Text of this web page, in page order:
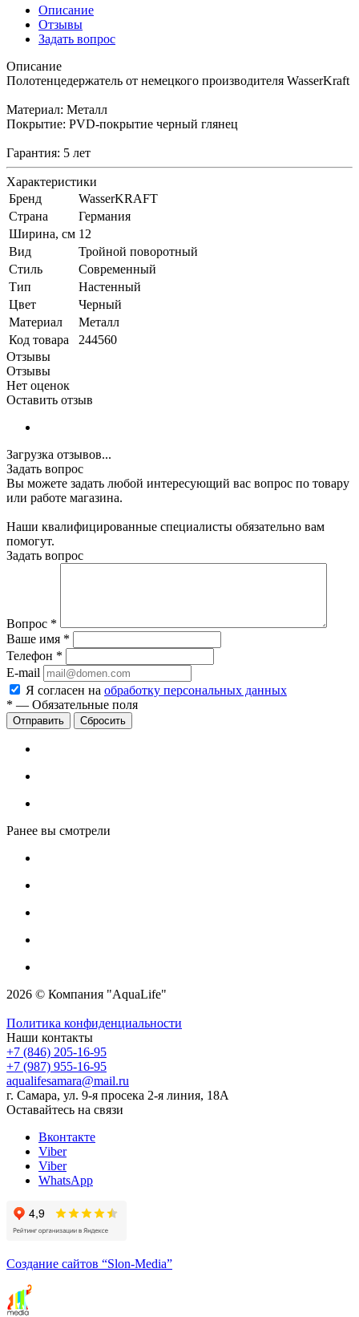
Описание
Отзывы
Задать вопрос
Описание
Полотенцедержатель от немецкого производителя WasserKraft
Материал: Металл
Покрытие: PVD-покрытие черный глянец
Гарантия: 5 лет
Характеристики
Бренд
WasserKRAFT
Страна
Германия
Ширина, см 12
Вид
Тройной поворотный
Стиль
Современный
Тип
Настенный
Цвет
Черный
Материал
Металл
Код товара
244560
Отзывы
Отзывы
Нет оценок
Оставить отзыв
Загрузка отзывов...
Задать вопрос
Вы можете задать любой интересующий вас вопрос по товару
или работе магазина.
Наши квалифицированные специалисты обязательно вам
помогут.
Задать вопрос
Вопрос *
Ваше имя *
Телефон *
E-mail
Я согласен на обработку персональных данных
* — Обязательные поля
Сбросить
Ранее вы смотрели
2026 © Компания "AquaLife"
Политика конфиденциальности
Наши контакты
+7 (846) 205-16-95
+7 (987) 955-16-95
aqualifesamara@mail.ru
г. Самара, ул. 9-я просека 2-я линия, 18А
Оставайтесь на связи
Вконтакте
Viber
Viber
WhatsApp
Создание сайтов “Slon-Media”